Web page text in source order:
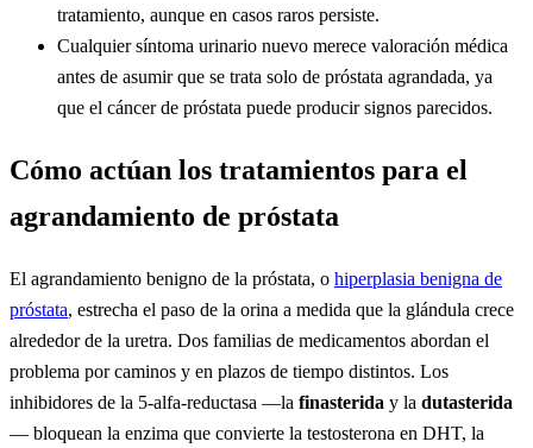
tratamiento, aunque en casos raros persiste.
Cualquier síntoma urinario nuevo merece valoración médica
antes de asumir que se trata solo de próstata agrandada, ya
que el cáncer de próstata puede producir signos parecidos.
Cómo actúan los tratamientos para el
agrandamiento de próstata
El agrandamiento benigno de la próstata, o hiperplasia benigna de
próstata, estrecha el paso de la orina a medida que la glándula crece
alrededor de la uretra. Dos familias de medicamentos abordan el
problema por caminos y en plazos de tiempo distintos. Los
inhibidores de la 5-alfa-reductasa —la finasterida y la dutasterida
— bloquean la enzima que convierte la testosterona en DHT, la